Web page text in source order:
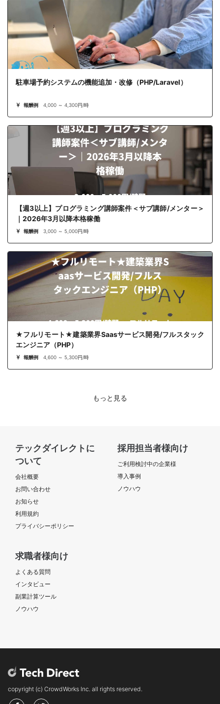
駐車場予約システムの機能追加・改修（PHP/Laravel）
報酬例 4,000 ～ 4,300円/時
【週3以上】プログラミング講師案件＜サブ講師/メンター＞
｜2026年3月以降本格稼働
報酬例 3,000 ～ 5,000円/時
★フルリモート★建築業界Saasサービス開発/フルスタック
エンジニア（PHP）
報酬例 4,600 ～ 5,300円/時
もっと見る
テックダイレクトに
ついて
会社概要
お問い合わせ
お知らせ
利用規約
プライバシーポリシー
採用担当者様向け
ご利用検討中の企業様
導入事例
ノウハウ
求職者様向け
よくある質問
インタビュー
副業計算ツール
ノウハウ
copyright (c) CrowdWorks Inc. all rights reserved.